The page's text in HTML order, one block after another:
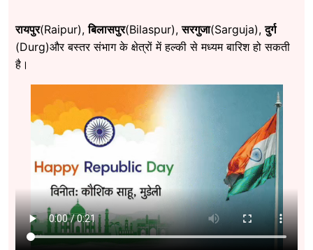
रायपुर(Raipur),बिलासपुर(Bilaspur),सरगुजा(Sarguja),दुर्ग
(Durg)और बस्तर संभाग के क्षेत्रों में हल्की से मध्यम बारिश हो सकती
है।